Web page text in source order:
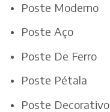
Poste Moderno
Poste Aço
Poste De Ferro
Poste Pétala
Poste Decorativo